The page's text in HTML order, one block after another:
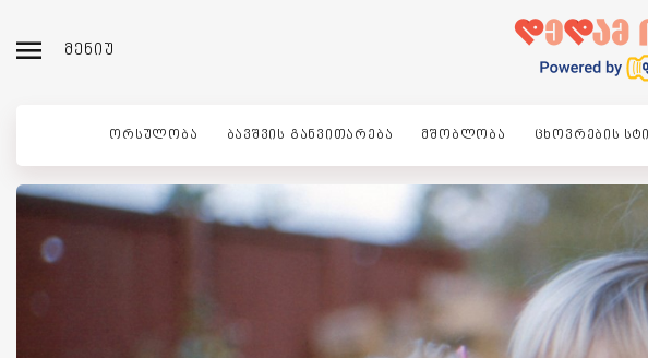
ᲛᲔᲜᲘᲣ
ᲝᲠᲡᲣᲚᲝᲑᲐ ᲑᲐᲕᲨᲕᲘᲡ ᲒᲐᲜᲕᲘᲗᲐᲠᲔᲑᲐ ᲛᲨᲝᲑᲚᲝᲑᲐ ᲪᲮᲝᲕᲠᲔᲑᲘᲡ